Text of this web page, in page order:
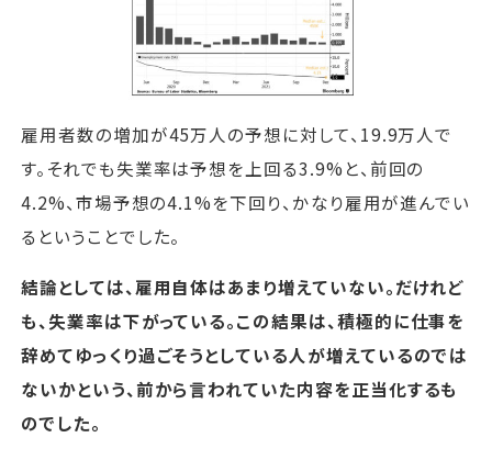
雇用者数の増加が45万人の予想に対して、19.9万人で
す。それでも失業率は予想を上回る3.9%と、前回の
4.2%、市場予想の4.1%を下回り、かなり雇用が進んでい
るということでした。
結論としては、雇用自体はあまり増えていない。だけれど
も、失業率は下がっている。この結果は、積極的に仕事を
辞めてゆっくり過ごそうとしている人が増えているのでは
ないかという、前から言われていた内容を正当化するも
のでした。